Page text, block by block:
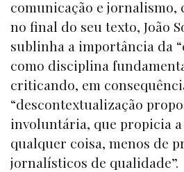
comunicação e jornalismo,
no final do seu texto, João
sublinha a importância da
como disciplina
criticando, em
“descontextualização
involuntária, que propicia
qualquer coisa, menos de
jornalísticos de qualidade”.